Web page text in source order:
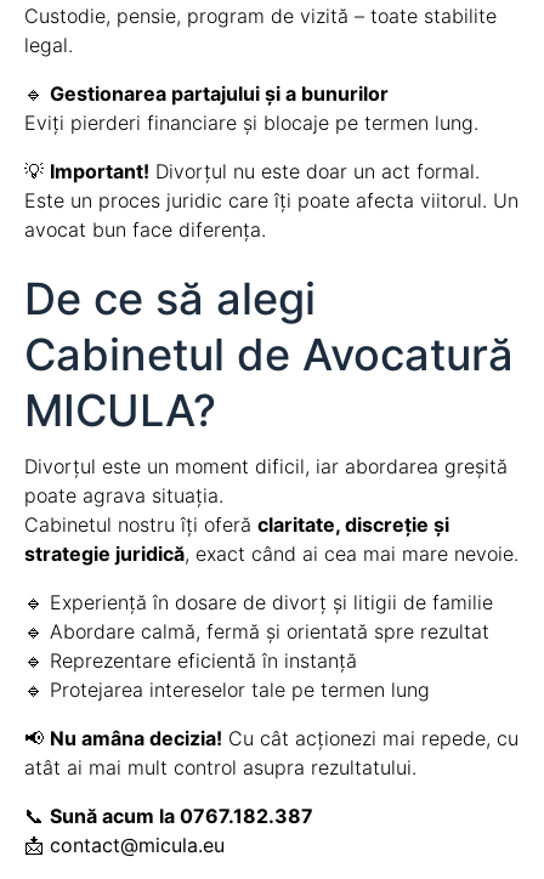
Custodie, pensie, program de vizită – toate stabilite
legal.
🔹 Gestionarea partajului și a bunurilor
Eviți pierderi financiare și blocaje pe termen lung.
💡 Important! Divorțul nu este doar un act formal.
Este un proces juridic care îți poate afecta viitorul. Un
avocat bun face diferența.
De ce să alegi
Cabinetul de Avocatură
MICULA?
Divorțul este un moment dificil, iar abordarea greșită
poate agrava situația.
Cabinetul nostru îți oferă claritate, discreție și
strategie juridică, exact când ai cea mai mare nevoie.
🔹 Experiență în dosare de divorț și litigii de familie
🔹 Abordare calmă, fermă și orientată spre rezultat
🔹 Reprezentare eficientă în instanță
🔹 Protejarea intereselor tale pe termen lung
📢 Nu amâna decizia! Cu cât acționezi mai repede, cu
atât ai mai mult control asupra rezultatului.
📞 Sună acum la 0767.182.387
📩 contact@micula.eu